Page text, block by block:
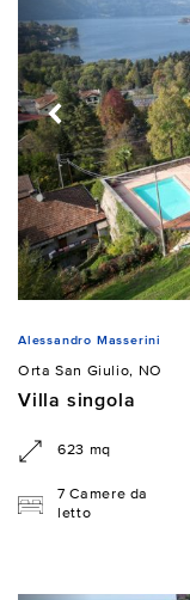
Alessandro Masserini
Orta San Giulio, NO
Villa singola
623 mq
7 Camere da
letto